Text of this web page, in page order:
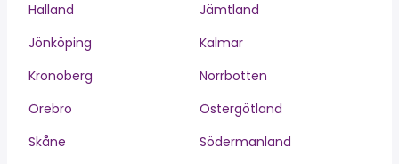
Halland
Jämtland
Jönköping
Kalmar
Kronoberg
Norrbotten
Örebro
Östergötland
Skåne
Södermanland